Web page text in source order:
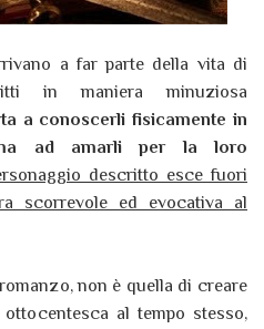
a far parte della vita di
in maniera minuziosa
a conoscerli fisicamente in
ad amarli per la loro
descritto esce fuori
scorrevole ed evocativa al
non è quella di creare
al tempo stesso,